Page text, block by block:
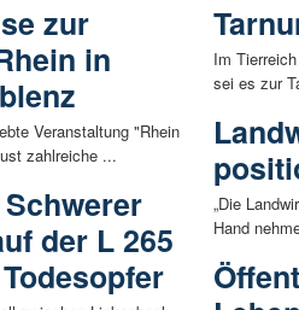
zur
in
Veranstaltung "Rhein
zahlreiche ...
der L 265
Im
sei es zur
„Die
Hand